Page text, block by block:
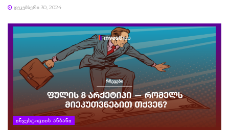
ᲓᲔᲙᲔᲛᲑᲔᲠᲘ 30, 2024
ᲘᲜᲕᲔᲡᲢᲘᲪᲘᲘᲡ ᲐᲜᲑᲐᲜᲘ